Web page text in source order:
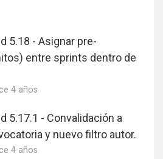
5.18 - Asignar pre-
entre sprints dentro de
4 años
5.17.1 - Convalidación a
y nuevo filtro autor.
4 años